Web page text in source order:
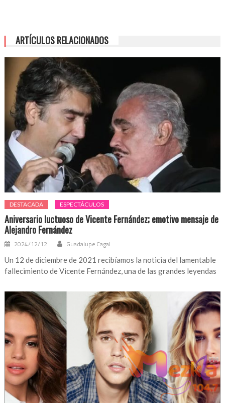
ARTÍCULOS RELACIONADOS
DESTACADA ESPECTÁCULOS
Aniversario luctuoso de Vicente Fernández; emotivo mensaje de
Alejandro Fernández
2024/12/12 Guadalupe Cagal
Un 12 de diciembre de 2021 recibíamos la noticia del lamentable
fallecimiento de Vicente Fernández, una de las grandes leyendas